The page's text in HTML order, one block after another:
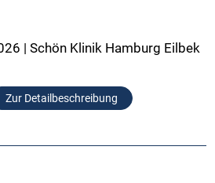
| Schön Klinik Hamburg Eilbek
Zur Detailbeschreibung